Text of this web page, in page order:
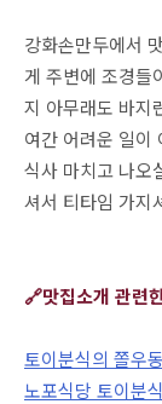
강화손만두에서
게 주변에 조경들
지 아무래도 바지
여간 어려운 일이
식사 마치고 나오
셔서 티타임 가지
🔗맛집소개 관련
토이분식의 쫄우
노포식당 토이분